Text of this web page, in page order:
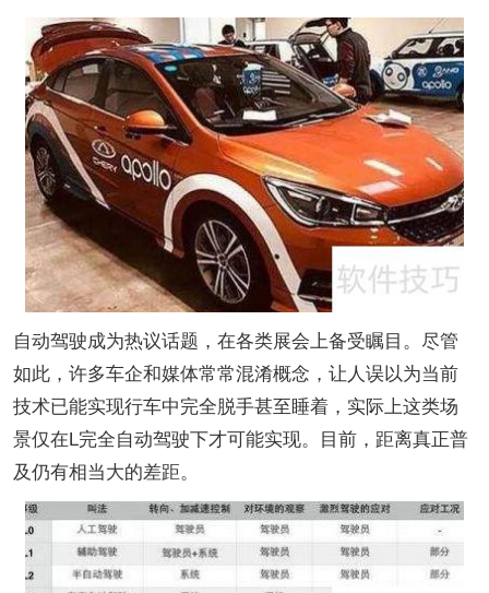
自动驾驶成为热议话题，在各类展会上备受瞩目。尽管
如此，许多车企和媒体常常混淆概念，让人误以为当前
技术已能实现行车中完全脱手甚至睡着，实际上这类场
景仅在L完全自动驾驶下才可能实现。目前，距离真正普
及仍有相当大的差距。